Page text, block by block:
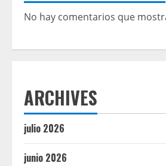
No hay comentarios que
ARCHIVES
julio 2026
junio 2026